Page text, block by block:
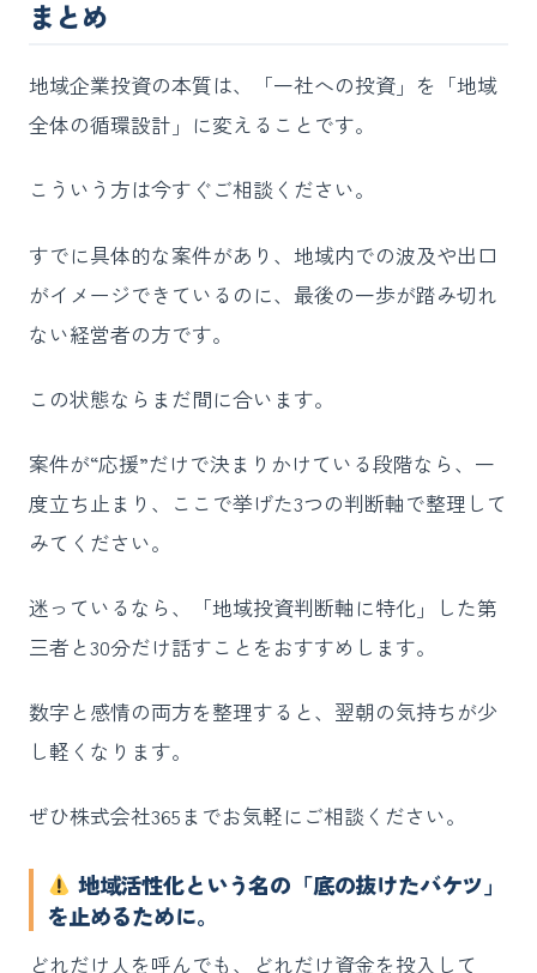
まとめ
地域企業投資の本質は、「一社への投資」を「地域
全体の循環設計」に変えることです。
こういう方は今すぐご相談ください。
すでに具体的な案件があり、地域内での波及や出口
がイメージできているのに、最後の一歩が踏み切れ
ない経営者の方です。
この状態ならまだ間に合います。
案件が“応援”だけで決まりかけている段階なら、一
度立ち止まり、ここで挙げた3つの判断軸で整理して
みてください。
迷っているなら、「地域投資判断軸に特化」した第
三者と30分だけ話すことをおすすめします。
数字と感情の両方を整理すると、翌朝の気持ちが少
し軽くなります。
ぜひ株式会社365までお気軽にご相談ください。
地域活性化という名の「底の抜けたバケツ」
を止めるために。
どれだけ人を呼んでも、どれだけ資金を投入して